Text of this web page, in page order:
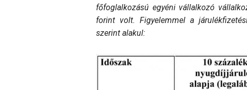
főfoglalkozású egyéni vállalkozó
forint volt. Figyelemmel a
szerint alakul: